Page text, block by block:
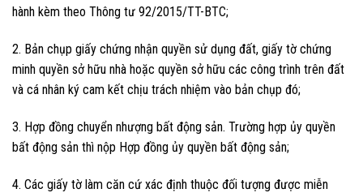
hành kèm theo Thông tư 92/2015/TT-BTC;
2. Bản chụp giấy chứng nhận quyền sử dụng đất, giấy tờ chứng
minh quyền sở hữu nhà hoặc quyền sở hữu các công trình trên đất
và cá nhân ký cam kết chịu trách nhiệm vào bản chụp đó;
3. Hợp đồng chuyển nhượng bất động sản. Trường hợp ủy quyền
bất động sản thì nộp Hợp đồng ủy quyền bất động sản;
4. Các giấy tờ làm căn cứ xác định thuộc đối tượng được miễn